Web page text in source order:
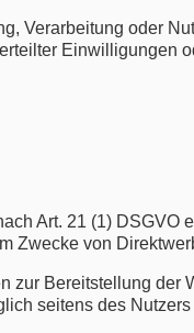
Verarbeitung oder
Einwilligungen
Art. 21 (1)
Zwecke von
zur Bereitstellung der
seitens des